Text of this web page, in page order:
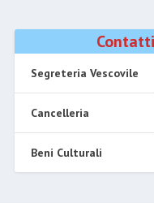
Segreteria Vescovile
Cancelleria
Beni Culturali